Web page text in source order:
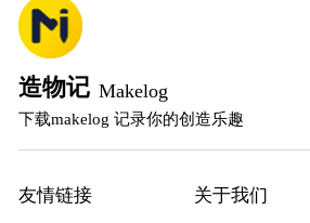
造物记 Makelog
下载makelog 记录你的创造乐趣
友情链接 关于我们